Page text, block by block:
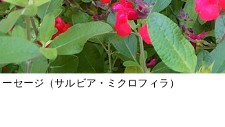
セージ（サルビア・ミクロフィラ）